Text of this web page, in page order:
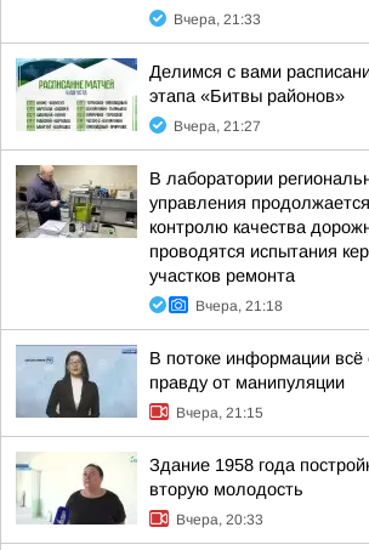
Вчера, 21:33
Делимся с вами
этапа «Битвы районов»
Вчера, 21:27
В лаборатории
управления
контролю качества
проводятся испытания
участков ремонта
Вчера, 21:18
В потоке информации всё
правду от манипуляции
Вчера, 21:15
Здание 1958 года
вторую молодость
Вчера, 20:33